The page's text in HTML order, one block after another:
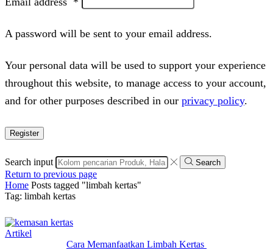
A password will be sent to your email address.
Your personal data will be used to support your experience
throughout this website, to manage access to your account,
and for other purposes described in our privacy policy.
Register
Search input Search
Return to previous page
Home Posts tagged "limbah kertas"
Tag: limbah kertas
Artikel
Cara Memanfaatkan Limbah Kertas